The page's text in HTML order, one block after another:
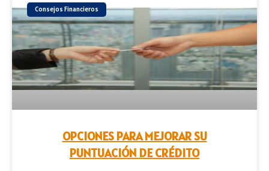
Consejos Financieros
OPCIONES PARA MEJORAR SU
PUNTUACIÓN DE CRÉDITO